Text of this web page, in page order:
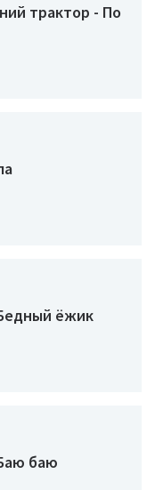
трактор - По
ёжик
баю